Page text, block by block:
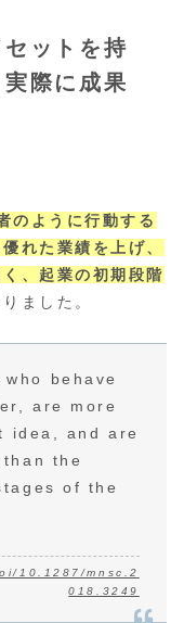
セットを持
際に成果
のように行動する
れた業績を上げ、
、起業の初期段階
ました。
behave
are more
idea, and are
the
of the
10.1287/mnsc.2
018.3249